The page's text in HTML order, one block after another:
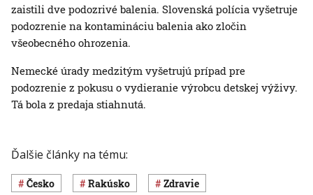
zaistili dve podozrivé balenia. Slovenská polícia vyšetruje
podozrenie na kontamináciu balenia ako zločin
všeobecného ohrozenia.
Nemecké úrady medzitým vyšetrujú prípad pre
podozrenie z pokusu o vydieranie výrobcu detskej výživy.
Tá bola z predaja stiahnutá.
Ďalšie články na tému:
Česko Rakúsko Zdravie